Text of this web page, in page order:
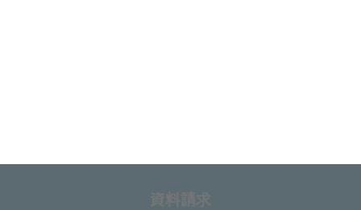
資料請求